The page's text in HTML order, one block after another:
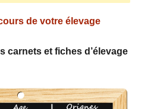
de votre élevage
carnets et fiches d’élevage